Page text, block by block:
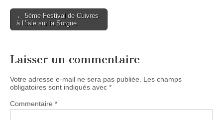
Post
navigation
← 5ème Festival de Cuivres
à L’isle sur la Sorgue
Laisser un commentaire
Votre adresse e-mail ne sera pas publiée. Les champs
obligatoires sont indiqués avec *
Commentaire *